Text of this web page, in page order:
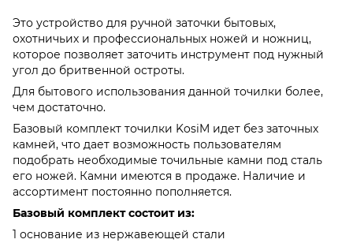
Это устройство для ручной заточки бытовых,
охотничьих и профессиональных ножей и ножниц,
которое позволяет заточить инструмент под нужный
угол до бритвенной остроты.
Для бытового использования данной точилки более,
чем достаточно.
Базовый комплект точилки KosiM идет без заточных
камней, что дает возможность пользователям
подобрать необходимые точильные камни под сталь
его ножей. Камни имеются в продаже. Наличие и
ассортимент постоянно пополняется.
Базовый комплект состоит из:
1 основание из нержавеющей стали